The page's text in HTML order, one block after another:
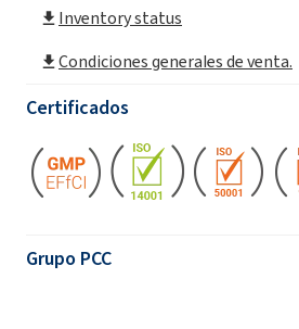
Inventory status
Condiciones generales de venta.
Certificados
Grupo PCC
ROKAnol®NL8 (C9-11
ROKAnol(alcohol C9-11,
propoxilado)
ROKAnol® NL8W (C9-11